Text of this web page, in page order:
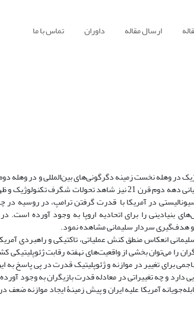
ارسال مقاله داوران تماس با ما
در وهله نخست زمینه دگرگونی‌های بین‌المللی و در وهله
بازیگران با پیشینه رقابتی ناشی از مولفه‌های ایدئولوژیک، تاریخی و ژئوپلیتیکی بوده‌اند. در سال‌های پایانی دهه دوم قرن 21
در آمریکا با قدرت گرفتن ترامپ، در روسیه در
بنیادینی را برای اتحادیه اروپا به وجود آورده است.
و هدف‌گیری سردار سلیمانی مشاهده نمود.
انعکاس منطق کنش عملیاتی، تاکتیکی و راهبردی
را می‌توان بخشی از واقعیت‌های نهفته رقابت ژئوپلیتیکی
برای تغییر در موازنه و ژئوپلیتیک قدرت در پی پاسخ
دارد و چه تغییراتی در معادله قدرت بازیگران به وجود
آمریکا علیه ایران و پیش زمینۀ ایجاد موازنه ضعف